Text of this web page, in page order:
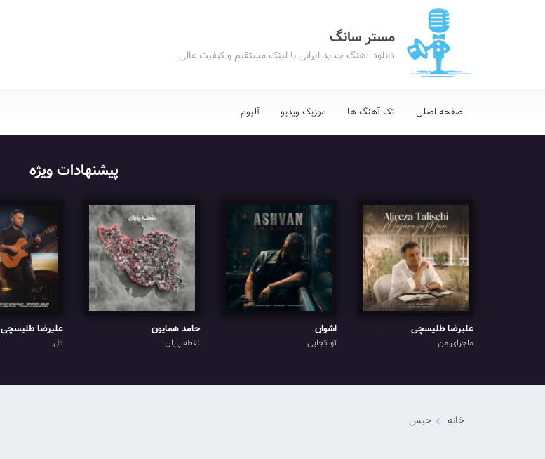
مستر سانگ
دانلود آهنگ جدید ایرانی با لینک مستقیم و کیفیت عالی
صفحه اصلی تک آهنگ ها موزیک ویدیو آلبوم
پیشنهادات ویژه
علیرضا طلیسچی
ماجرای من
اشوان
تو کجایی
حامد همایون
نقطه پایان
علیرضا طلیسچی
دل
خانه حبس